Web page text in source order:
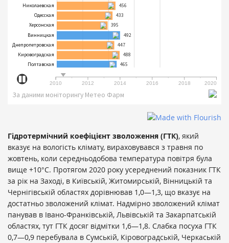
Гідротермічний коефіцієнт зволоження (ГТК), який
вказує на вологість клімату, вираховувався з травня по
жовтень, коли середньодобова температура повітря була
вище +10°C. Протягом 2020 року усереднений показник ГТК
за рік на Заході, в Київській, Житомирській, Вінницькій та
Чернігівській областях дорівнював 1,0—1,3, що вказує на
достатньо зволожений клімат. Надмірно зволожений клімат
панував в Івано-Франківській, Львівській та Закарпатській
областях, тут ГТК досяг відмітки 1,6—1,8. Слабка посуха ГТК
0,7—0,9 перебувала в Сумській, Кіровоградській, Черкаській